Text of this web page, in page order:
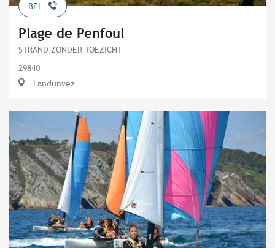
BEL
Plage de Penfoul
STRAND ZONDER TOEZICHT
29840
Landunvez